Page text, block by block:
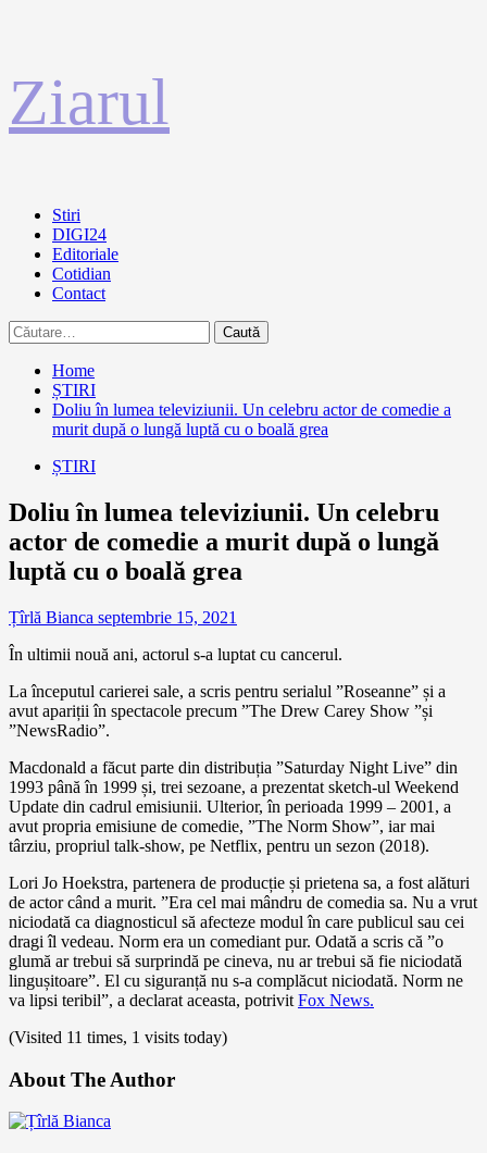
la
conținut
Ziarul
Primary
Menu
Stiri
DIGI24
Editoriale
Cotidian
Contact
Caută
după:
Home
ȘTIRI
Doliu în lumea televiziunii. Un celebru actor de comedie a
murit după o lungă luptă cu o boală grea
ȘTIRI
Doliu în lumea televiziunii. Un celebru
actor de comedie a murit după o lungă
luptă cu o boală grea
Țîrlă Bianca septembrie 15, 2021
În ultimii nouă ani, actorul s-a luptat cu cancerul.
La începutul carierei sale, a scris pentru serialul ”Roseanne” și a
avut apariții în spectacole precum ”The Drew Carey Show ”și
”NewsRadio”.
Macdonald a făcut parte din distribuția ”Saturday Night Live” din
1993 până în 1999 și, trei sezoane, a prezentat sketch-ul Weekend
Update din cadrul emisiunii. Ulterior, în perioada 1999 – 2001, a
avut propria emisiune de comedie, ”The Norm Show”, iar mai
târziu, propriul talk-show, pe Netflix, pentru un sezon (2018).
Lori Jo Hoekstra, partenera de producție și prietena sa, a fost alături
de actor când a murit. ”Era cel mai mândru de comedia sa. Nu a vrut
niciodată ca diagnosticul să afecteze modul în care publicul sau cei
dragi îl vedeau. Norm era un comediant pur. Odată a scris că ”o
glumă ar trebui să surprindă pe cineva, nu ar trebui să fie niciodată
lingușitoare”. El cu siguranță nu s-a complăcut niciodată. Norm ne
va lipsi teribil”, a declarat aceasta, potrivit Fox News.
(Visited 11 times, 1 visits today)
About The Author